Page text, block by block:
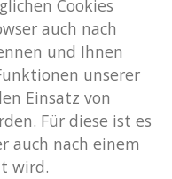
Cookies
auch nach
und Ihnen
unserer
Einsatz von
Für diese ist es
auch nach einem
wird.